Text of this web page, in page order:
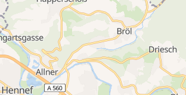
2